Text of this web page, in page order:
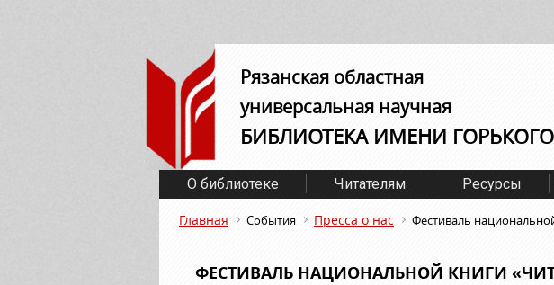
Рязанская областная
универсальная научная
БИБЛИОТЕКА ИМЕНИ ГОРЬКОГО
О библиотеке Читателям Ресурсы
Главная События Пресса о нас Фестиваль
ФЕСТИВАЛЬ НАЦИОНАЛЬНОЙ КНИГИ